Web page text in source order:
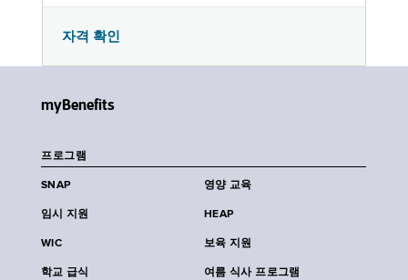
자격 확인
myBenefits
프로그램
SNAP 영양 교육
임시 지원 HEAP
WIC 보육 지원
학교 급식 여름 식사 프로그램